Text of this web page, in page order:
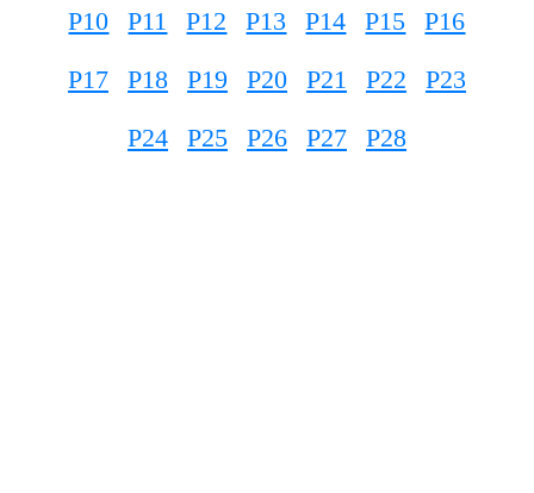
P10
P11 P12 P13 P14 P15
P16
P17
P18 P19 P20 P21 P22
P23
P24
P25 P26 P27 P28